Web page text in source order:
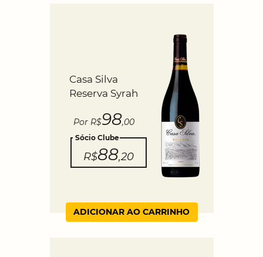
Casa Silva
Reserva Syrah
Por R$98,00
Sócio Clube
R$88,20
ADICIONAR AO CARRINHO